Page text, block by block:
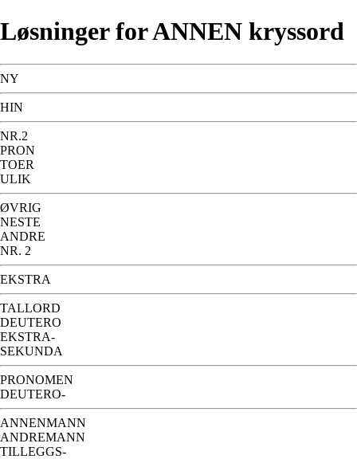
Løsninger for ANNEN kryssord
NY
HIN
NR.2
PRON
TOER
ULIK
ØVRIG
NESTE
ANDRE
NR. 2
EKSTRA
TALLORD
DEUTERO
EKSTRA-
SEKUNDA
PRONOMEN
DEUTERO-
ANNENMANN
ANDREMANN
TILLEGGS-